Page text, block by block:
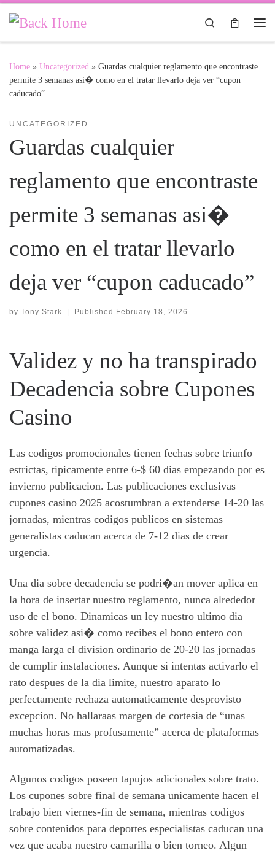
Skip to content
Search
Home » Uncategorized » Guardas cualquier reglamento que encontraste
permite 3 semanas asi� como en el tratar llevarlo deja ver “cupon
caducado”
UNCATEGORIZED
Guardas cualquier
reglamento que encontraste
permite 3 semanas asi�
como en el tratar llevarlo
deja ver “cupon caducado”
by Tony Stark | Published February 18, 2026
Validez y no ha transpirado
Decadencia sobre Cupones
Casino
Las codigos promocionales tienen fechas sobre triunfo
estrictas, tipicamente entre 6-$ 60 dias empezando por es
invierno publicacion. Las publicaciones exclusivas
cupones casino 2025 acostumbran a extenderse 14-20 las
jornadas, mientras codigos publicos en sistemas
generalistas caducan acerca de 7-12 dias de crear
urgencia.
Una dia sobre decadencia se podri�an mover aplica en
la hora de insertar nuestro reglamento, nunca alrededor
uso de el bono. Dinamicas un ley nuestro ultimo dia
sobre validez asi� como recibes el bono entero con
manga larga el division ordinario de 20-20 las jornadas
de cumplir instalaciones. Aunque si intentas activarlo el
rato despues de la dia limite, nuestro aparato lo
perfectamente rechaza automaticamente desprovisto
excepcion. No hallaraas margen de cortesia de “unas
muchas horas mas profusamente” acerca de plataformas
automatizadas.
Algunos codigos poseen tapujos adicionales sobre trato.
Los cupones sobre final de semana unicamente hacen el
trabajo bien viernes-fin de semana, mientras codigos
sobre contenidos para deportes especialistas caducan una
vez que acaba nuestro camarilla o bien torneo. Algun